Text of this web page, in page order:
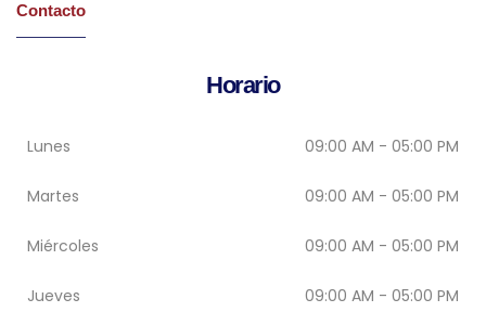
Contacto
Horario
Lunes 09:00 AM - 05:00 PM
Martes 09:00 AM - 05:00 PM
Miércoles 09:00 AM - 05:00 PM
Jueves 09:00 AM - 05:00 PM